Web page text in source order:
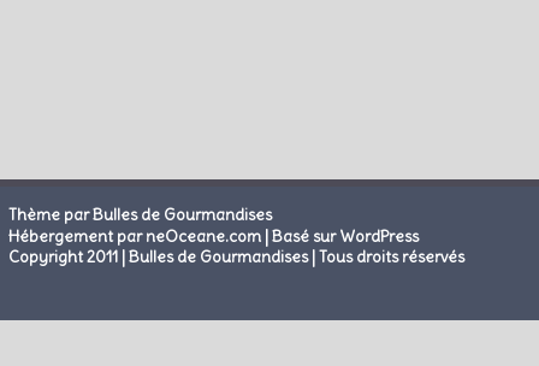
Thème par Bulles de Gourmandises
Hébergement par neOceane.com |Basé sur WordPress
Copyright 2011 | Bulles de Gourmandises | Tous droits réservés